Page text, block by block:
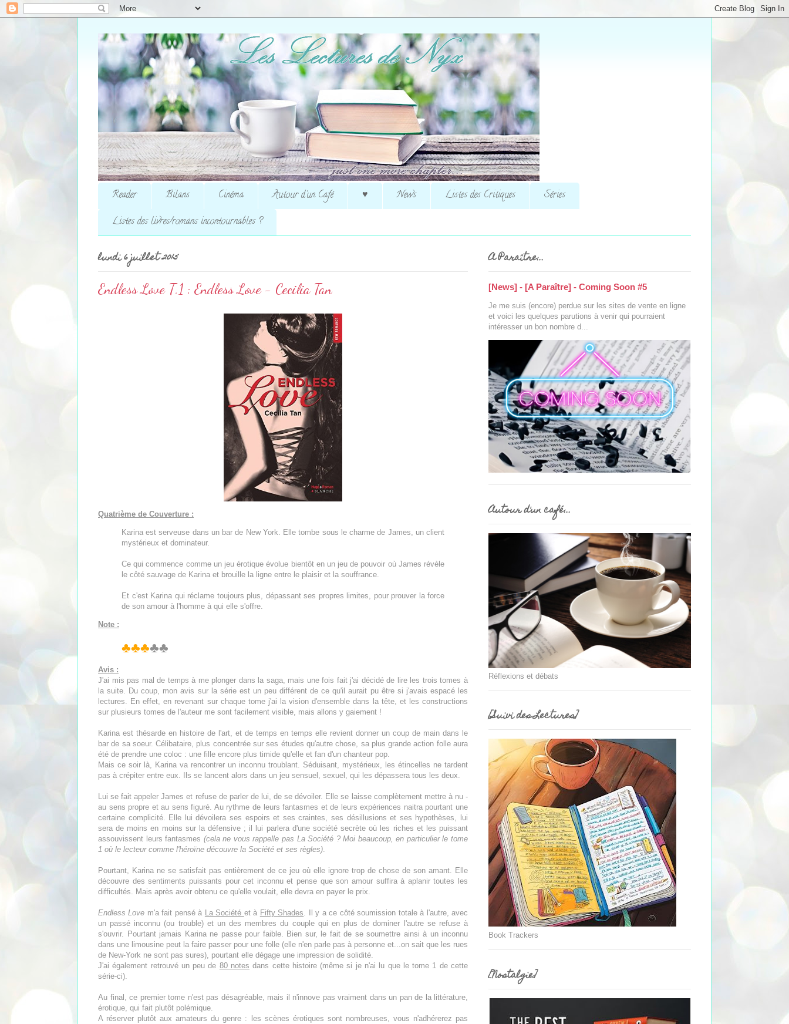
Reader Bilans Cinéma Autour d'un Café ♥ News Listes des Critiques
Séries
Listes des livres/romans incontournables ?
lundi 6 juillet 2015
Endless Love T.1 : Endless Love - Cecilia Tan
Quatrième de Couverture :
Karina est serveuse dans un bar de New York. Elle tombe sous le charme de James, un client
mystérieux et dominateur.
Ce qui commence comme un jeu érotique évolue bientôt en un jeu de pouvoir où James révèle
le côté sauvage de Karina et brouille la ligne entre le plaisir et la souffrance.
Et c'est Karina qui réclame toujours plus, dépassant ses propres limites, pour prouver la force
de son amour à l'homme à qui elle s'offre.
Note :
♣♣♣♣♣
Avis :
J'ai mis pas mal de temps à me plonger dans la saga, mais une fois fait j'ai décidé de lire les trois tomes à
la suite. Du coup, mon avis sur la série est un peu différent de ce qu'il aurait pu être si j'avais espacé les
lectures. En effet, en revenant sur chaque tome j'ai la vision d'ensemble dans la tête, et les constructions
sur plusieurs tomes de l'auteur me sont facilement visible, mais allons y gaiement !
Karina est thésarde en histoire de l'art, et de temps en temps elle revient donner un coup de main dans le
bar de sa soeur. Célibataire, plus concentrée sur ses études qu'autre chose, sa plus grande action folle aura
été de prendre une coloc : une fille encore plus timide qu'elle et fan d'un chanteur pop.
Mais ce soir là, Karina va rencontrer un inconnu troublant. Séduisant, mystérieux, les étincelles ne tardent
pas à crépiter entre eux. Ils se lancent alors dans un jeu sensuel, sexuel, qui les dépassera tous les deux.
Lui se fait appeler James et refuse de parler de lui, de se dévoiler. Elle se laisse complètement mettre à nu -
au sens propre et au sens figuré. Au rythme de leurs fantasmes et de leurs expériences naitra pourtant une
certaine complicité. Elle lui dévoilera ses espoirs et ses craintes, ses désillusions et ses hypothèses, lui
sera de moins en moins sur la défensive ; il lui parlera d'une société secrète où les riches et les puissant
assouvissent leurs fantasmes (cela ne vous rappelle pas La Société ? Moi beaucoup, en particulier le tome
1 où le lecteur comme l'héroïne découvre la Société et ses règles).
Pourtant, Karina ne se satisfait pas entièrement de ce jeu où elle ignore trop de chose de son amant. Elle
découvre des sentiments puissants pour cet inconnu et pense que son amour suffira à aplanir toutes les
difficultés. Mais après avoir obtenu ce qu'elle voulait, elle devra en payer le prix.
Endless Love m'a fait pensé à La Société et à Fifty Shades. Il y a ce côté soumission totale à l'autre, avec
un passé inconnu (ou trouble) et un des membres du couple qui en plus de dominer l'autre se refuse à
s'ouvrir. Pourtant jamais Karina ne passe pour faible. Bien sur, le fait de se soumettre ainsi à un inconnu
dans une limousine peut la faire passer pour une folle (elle n'en parle pas à personne et...on sait que les rues
de New-York ne sont pas sures), pourtant elle dégage une impression de solidité.
J'ai également retrouvé un peu de 80 notes dans cette histoire (même si je n'ai lu que le tome 1 de cette
série-ci).
Au final, ce premier tome n'est pas désagréable, mais il n'innove pas vraiment dans un pan de la littérature,
érotique, qui fait plutôt polémique.
A réserver plutôt aux amateurs du genre : les scènes érotiques sont nombreuses, vous n'adhérerez pas
A Paraître...
[News] - [A Paraître] - Coming Soon #5
Je me suis (encore) perdue sur les sites de vente en ligne
et voici les quelques parutions à venir qui pourraient
intéresser un bon nombre d...
Autour d'un café...
Réflexions et débats
[Suivi des Lectures]
Book Trackers
[Nostalgie]